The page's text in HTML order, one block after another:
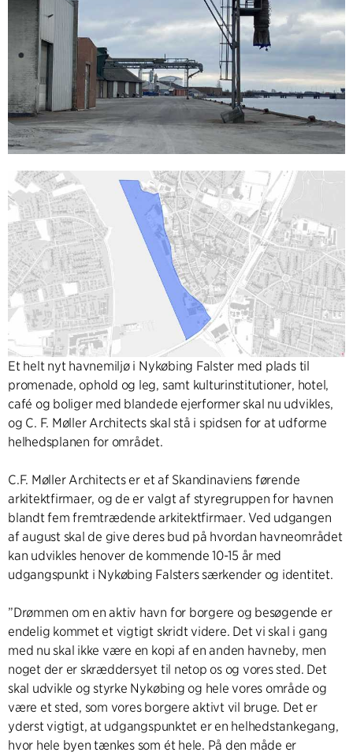
Et helt nyt havnemiljø i Nykøbing Falster med plads til
promenade, ophold og leg, samt kulturinstitutioner, hotel,
café og boliger med blandede ejerformer skal nu udvikles,
og C. F. Møller Architects skal stå i spidsen for at udforme
helhedsplanen for området.
C.F. Møller Architects er et af Skandinaviens førende
arkitektfirmaer, og de er valgt af styregruppen for havnen
blandt fem fremtrædende arkitektfirmaer. Ved udgangen
af august skal de give deres bud på hvordan havneområdet
kan udvikles henover de kommende 10-15 år med
udgangspunkt i Nykøbing Falsters særkender og identitet.
”Drømmen om en aktiv havn for borgere og besøgende er
endelig kommet et vigtigt skridt videre. Det vi skal i gang
med nu skal ikke være en kopi af en anden havneby, men
noget der er skræddersyet til netop os og vores sted. Det
skal udvikle og styrke Nykøbing og hele vores område og
være et sted, som vores borgere aktivt vil bruge. Det er
yderst vigtigt, at udgangspunktet er en helhedstankegang,
hvor hele byen tænkes som ét hele. På den måde er